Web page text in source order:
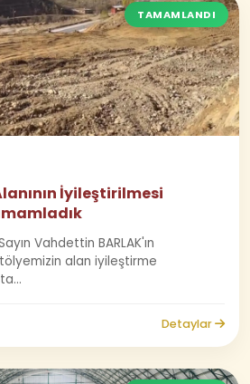
TAMAMLANDI
İyileştirilmesi
Vahdettin BARLAK'ın
alan iyileştirme
Detaylar